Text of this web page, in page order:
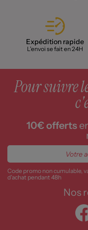
Expédition rapide
L'envoi se fait en 24H
Pour suivre
10€ offerts
Code promo non cumulable,
d’achat pendant 48h
Nos